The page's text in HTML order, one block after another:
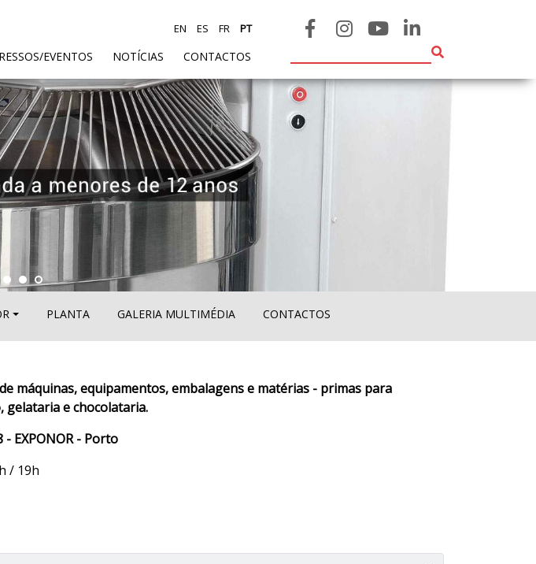
EVENTOS NOTÍCIAS CONTACTOS
EN ES FR PT
PLANTA GALERIA MULTIMÉDIA CONTACTOS
máquinas, equipamentos, embalagens e matérias - primas para
gelataria e chocolataria.
EXPONOR - Porto
/ 19h